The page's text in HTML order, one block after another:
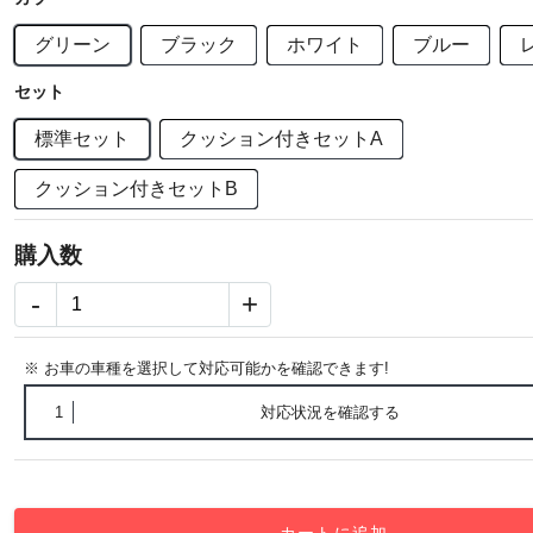
グリーン ブラック ホワイト ブルー
セット
標準セット クッション付きセットA
クッション付きセットB
購入数
- +
※ お車の車種を選択して対応可能かを確認できます!
1 対応状況を確認する